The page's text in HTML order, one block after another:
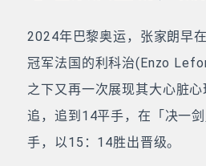
2024年巴黎奥运，张家朗早
冠军法国的利科治(Enzo
之下又再一次展现其大心脏
追，追到14平手，在「决一
手，以15：14胜出晋级。